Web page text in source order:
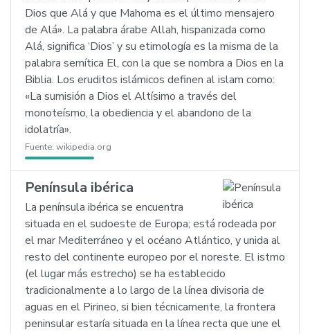
Dios que Alá y que Mahoma es el último mensajero
de Alá». La palabra árabe Allah, hispanizada como
Alá, significa ‘Dios’ y su etimología es la misma de la
palabra semítica El, con la que se nombra a Dios en la
Biblia. Los eruditos islámicos definen al islam como:
«La sumisión a Dios el Altísimo a través del
monoteísmo, la obediencia y el abandono de la
idolatría».
Fuente: wikipedia.org
Península ibérica
La península ibérica se encuentra
situada en el sudoeste de Europa; está rodeada por
el mar Mediterráneo y el océano Atlántico, y unida al
resto del continente europeo por el noreste. El istmo
(el lugar más estrecho) se ha establecido
tradicionalmente a lo largo de la línea divisoria de
aguas en el Pirineo, si bien técnicamente, la frontera
peninsular estaría situada en la línea recta que une el